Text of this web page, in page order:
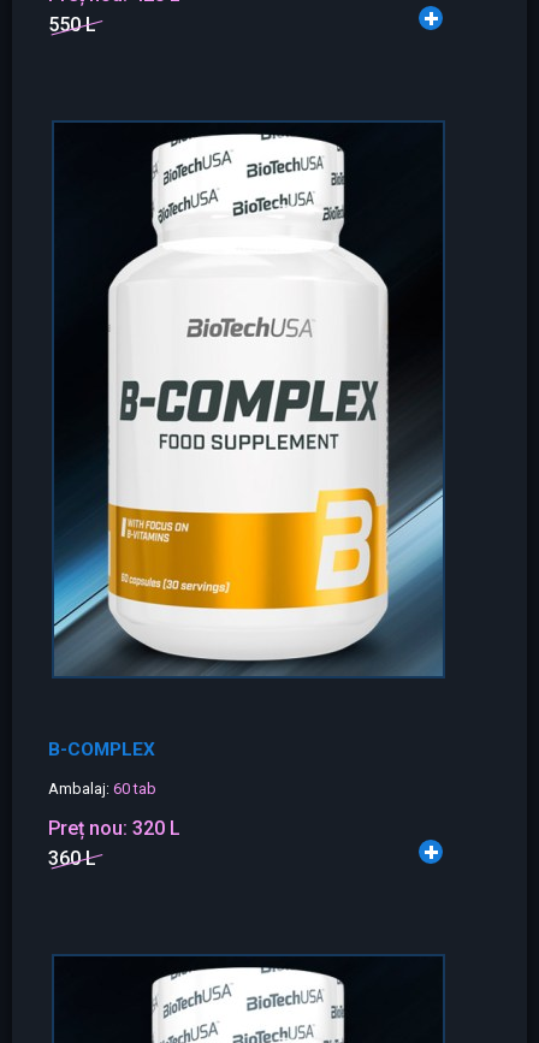
550 L
B-COMPLEX
Ambalaj: 60 tab
Preț nou: 320 L
360 L